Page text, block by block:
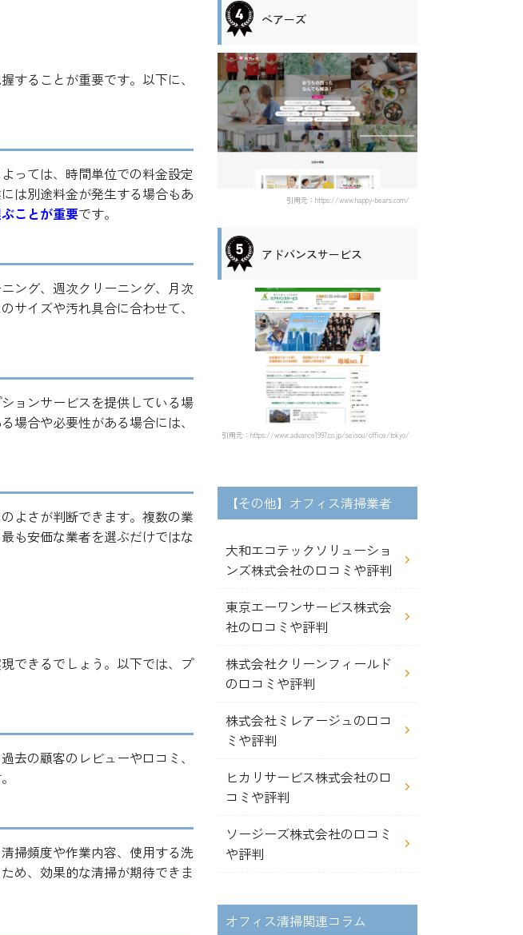
することが重要です。以下に、
っては、時間単位での料金設定
は別途料金が発生する場合もあ
ことが重要です。
ング、週次クリーニング、月次
サイズや汚れ具合に合わせて、
ョンサービスを提供している場
場合や必要性がある場合には、
よさが判断できます。複数の業
も安価な業者を選ぶだけではな
できるでしょう。以下では、プ
去の顧客のレビューや口コミ、
掃頻度や作業内容、使用する洗
め、効果的な清掃が期待できま
ベアーズ
引用元：https://www.happy-bears.com/
アドバンスサービス
引用元：https://www.advance1997.co.jp/seisou/office/tokyo/
【その他】オフィス清掃業者
大和エコテックソリューショ
ンズ株式会社の口コミや評判
東京エーワンサービス株式会
社の口コミや評判
株式会社クリーンフィールド
の口コミや評判
株式会社ミレアージュの口コ
ミや評判
ヒカリサービス株式会社の口
コミや評判
ソージーズ株式会社の口コミ
や評判
オフィス清掃関連コラム